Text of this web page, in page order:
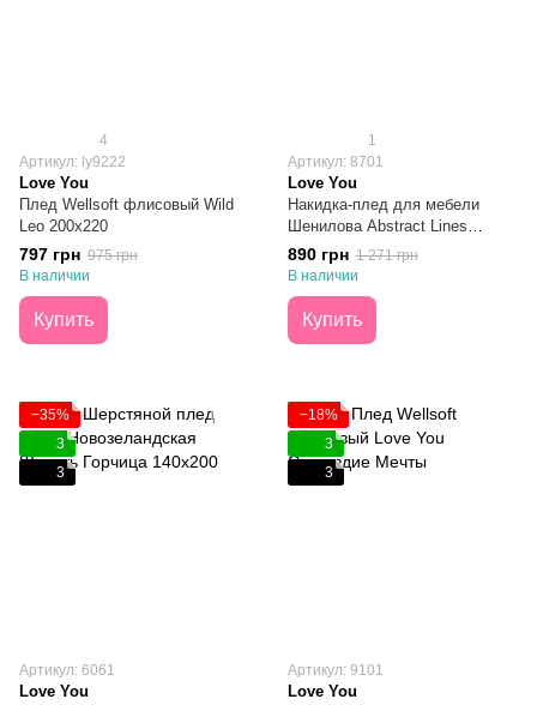
4
Артикул: ly9222
Love You
Плед Wellsoft флисовый Wild
Leo 200х220
797 грн 975 грн
В наличии
Купить
1
Артикул: 8701
Love You
Накидка-плед для мебели
Шенилова Abstract Lines
180x180
890 грн 1 271 грн
В наличии
Купить
−35%
3
3
Артикул: 6061
Love You
−18%
3
3
Артикул: 9101
Love You